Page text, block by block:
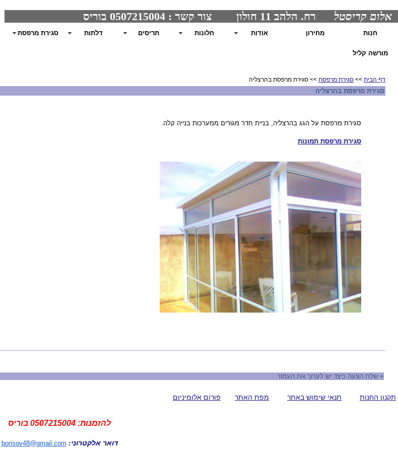
אלום קריסטל רח. הלהב 11 חולון צור קשר : 0507215004 בוריס
חנות מחירון אודות חלונות תריסים דלתות סגירת מרפסת
מורשה קליל
דף הבית >> סגירת מרפסת >> סגירת מרפסת בהרצליה
סגירת מרפסת בהרצליה
סגירת מרפסת על הגג בהרצליה, בניית חדר מגורים ממערכות בנייה קלה.
סגירת מרפסת תמונות
+ שלח הצעה כיצד יש לערוך את העמוד
תקנון החנות תנאי שימוש באתר מפת האתר פורום אלומיניום
להזמנות: 0507215004 בוריס
דואר אלקטרוני: borisov48@gmail.com